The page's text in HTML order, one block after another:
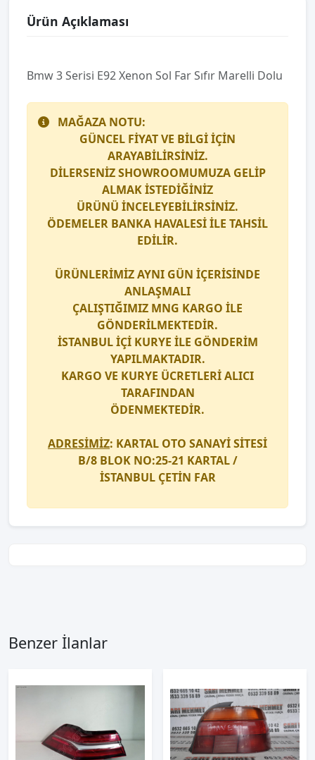
Ürün Açıklaması
Bmw 3 Seri̇si̇ E92 Xenon Sol Far Sıfır Marelli̇ Dolu
MAĞAZA NOTU:
GÜNCEL FİYAT VE BİLGİ İÇİN
ARAYABİLİRSİNİZ.
DİLERSENİZ SHOWROOMUMUZA GELİP
ALMAK İSTEDİĞİNİZ
ÜRÜNÜ İNCELEYEBİLİRSİNİZ.
ÖDEMELER BANKA HAVALESİ İLE TAHSİL
EDİLİR.
ÜRÜNLERİMİZ AYNI GÜN İÇERİSİNDE
ANLAŞMALI
ÇALIŞTIĞIMIZ MNG KARGO İLE
GÖNDERİLMEKTEDİR.
İSTANBUL İÇİ KURYE İLE GÖNDERİM
YAPILMAKTADIR.
KARGO VE KURYE ÜCRETLERİ ALICI
TARAFINDAN
ÖDENMEKTEDİR.
ADRESİMİZ: KARTAL OTO SANAYİ SİTESİ
B/8 BLOK NO:25-21 KARTAL /
İSTANBUL ÇETİN FAR
Benzer İlanlar